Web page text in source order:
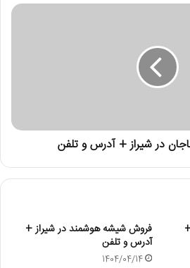
در شیراز + آدرس و تلفن
فروش شیشه هوشمند در شیراز +
آدرس و تلفن
1404/04/14